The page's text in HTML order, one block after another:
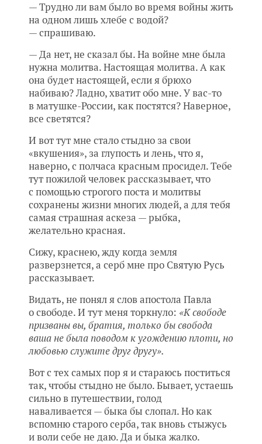
— Трудно ли вам было во время войны жить
на одном лишь хлебе с водой?
— спрашиваю.
— Да нет, не сказал бы. На войне мне была
нужна молитва. Настоящая молитва. А как
она будет настоящей, если я брюхо
набиваю? Ладно, хватит обо мне. У вас-то
в матушке-России, как постятся? Наверное,
все светятся?
И вот тут мне стало стыдно за свои
«вкушения», за глупость и лень, что я,
наверно, с полчаса красным просидел. Тебе
тут пожилой человек рассказывает, что
с помощью строгого поста и молитвы
сохранены жизни многих людей, а для тебя
самая страшная аскеза — рыбка,
желательно красная.
Сижу, краснею, жду когда земля
разверзнется, а серб мне про Святую Русь
рассказывает.
Видать, не понял я слов апостола Павла
о свободе. И тут меня торкнуло: «К свободе
призваны вы, братия, только бы свобода
ваша не была поводом к угождению плоти, но
любовью служите друг другу».
Вот с тех самых пор я и стараюсь поститься
так, чтобы стыдно не было. Бывает, устаешь
сильно в путешествии, голод
наваливается — быка бы слопал. Но как
вспомню старого серба, так вновь стыжусь
и воли себе не даю. Да и быка жалко.